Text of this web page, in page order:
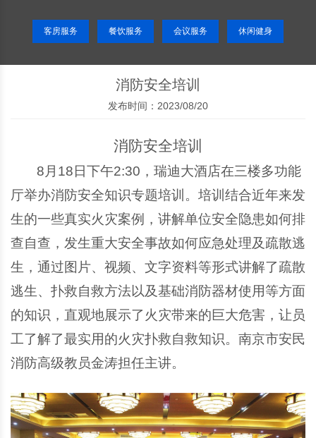
客房服务 餐饮服务 会议服务 休闲健身
消防安全培训
发布时间：2023/08/20
消防安全培训
8月 18 日下午2:30 ，瑞迪大酒店在三楼多功能
厅举办消防安全知识专题培训。培训结合近年来发
生的一些真实火灾案例，讲解单位安全隐患如何排
查自查，发生重大安全事故如何应急处理及疏散逃
生，通过图片、视频、文字资料等形式讲解了疏散
逃生、扑救自救方法以及基础消防器材使用等方面
的知识，直观地展示了火灾带来的巨大危害，让员
工了解了最实用的火灾扑救自救知识。南京市安民
消防高级教员金涛担任主讲。